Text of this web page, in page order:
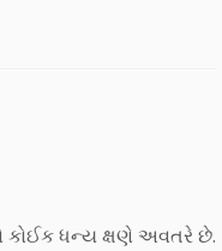
કોઈક ધન્ય ક્ષણે અવતરે છે.